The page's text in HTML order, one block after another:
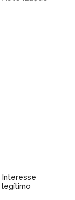
Interesse
legítimo